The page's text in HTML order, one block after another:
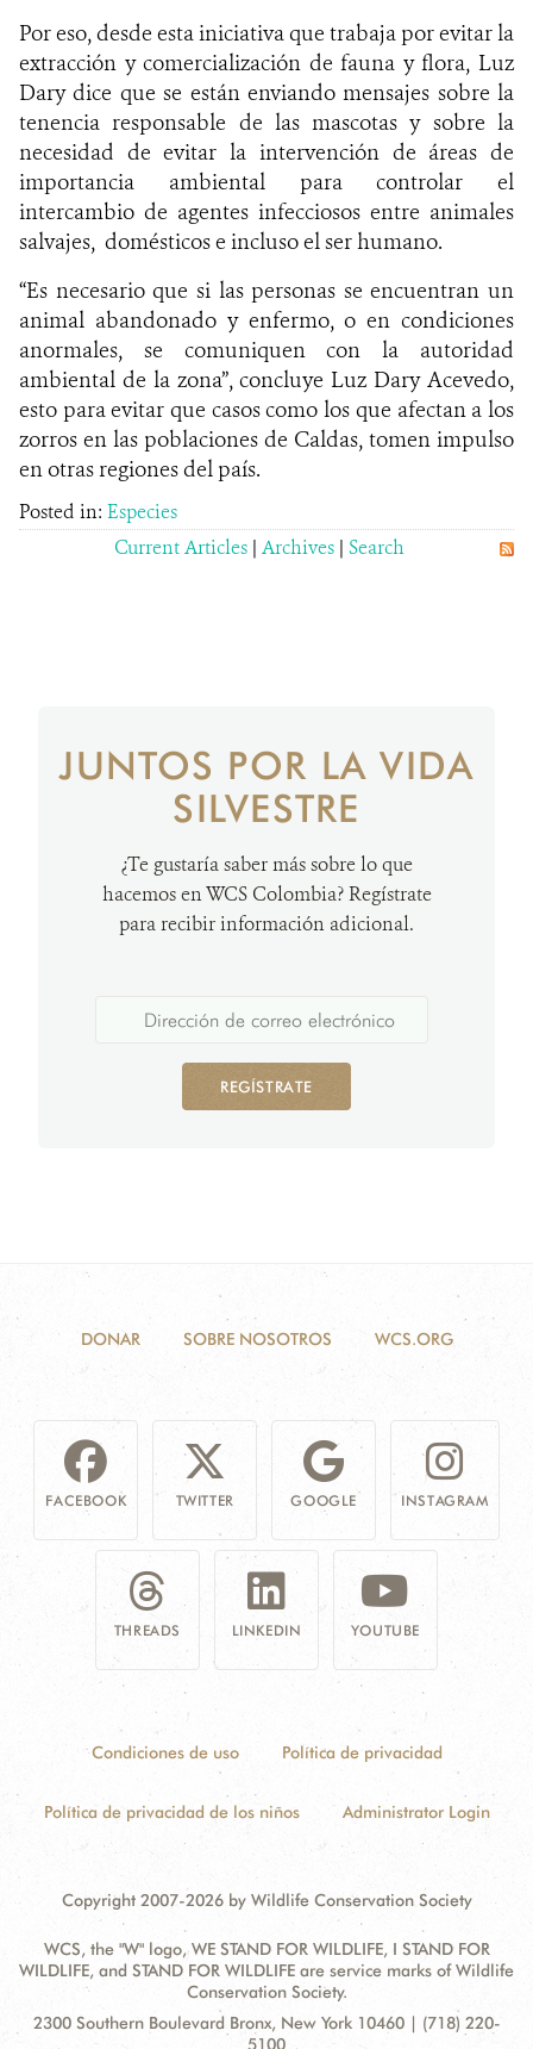
Por eso, desde esta iniciativa que trabaja por evitar la
extracción y comercialización de fauna y flora, Luz
Dary dice que se están enviando mensajes sobre la
tenencia responsable de las mascotas y sobre la
necesidad de evitar la intervención de áreas de
importancia ambiental para controlar el
intercambio de agentes infecciosos entre animales
salvajes, domésticos e incluso el ser humano.
“Es necesario que si las personas se encuentran un
animal abandonado y enfermo, o en condiciones
anormales, se comuniquen con la autoridad
ambiental de la zona”, concluye Luz Dary Acevedo,
esto para evitar que casos como los que afectan a los
zorros en las poblaciones de Caldas, tomen impulso
en otras regiones del país.
Posted in: Especies
Current Articles | Archives | Search
JUNTOS POR LA VIDA
SILVESTRE
¿Te gustaría saber más sobre lo que
hacemos en WCS Colombia? Regístrate
para recibir información adicional.
REGÍSTRATE
DONAR SOBRE NOSOTROS WCS.ORG
FACEBOOK TWITTER GOOGLE INSTAGRAM
THREADS LINKEDIN YOUTUBE
Condiciones de uso Política de privacidad
Política de privacidad de los niños Administrator Login
Copyright 2007-2026 by Wildlife Conservation Society
WCS, the "W" logo, WE STAND FOR WILDLIFE, I STAND FOR
WILDLIFE, and STAND FOR WILDLIFE are service marks of Wildlife
Conservation Society.
Contact
Address:
2300 Southern Boulevard Bronx, New York 10460 | (718) 220-
5100